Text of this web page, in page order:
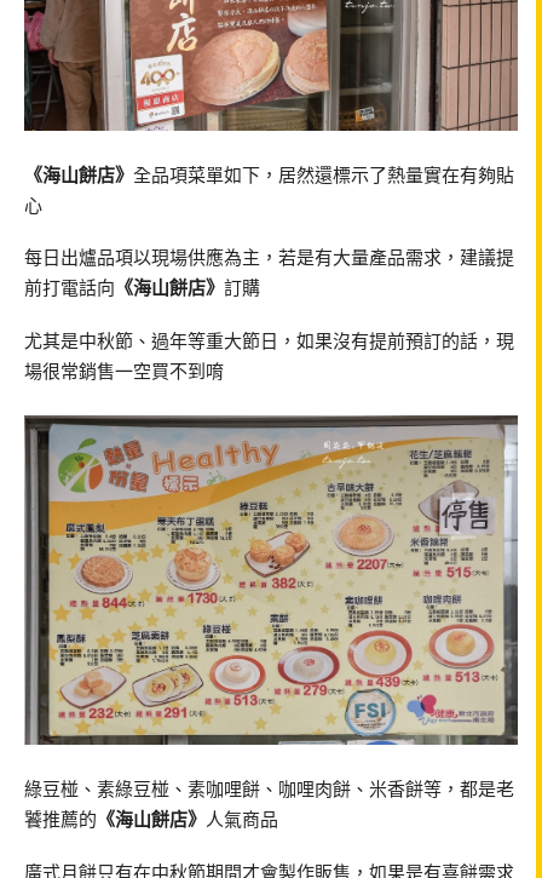
《海山餅店》 全品項菜單如下，居然還標示了熱量實在有夠貼
心
每日出爐品項以現場供應為主，若是有大量產品需求，建議提
前打電話向 《海山餅店》 訂購
尤其是中秋節、過年等重大節日，如果沒有提前預訂的話，現
場很常銷售一空買不到唷
綠豆椪、素綠豆椪、素咖哩餅、咖哩肉餅、米香餅等，都是老
饕推薦的 《海山餅店》 人氣商品
廣式月餅只有在中秋節期間才會製作販售，如果是有喜餅需求